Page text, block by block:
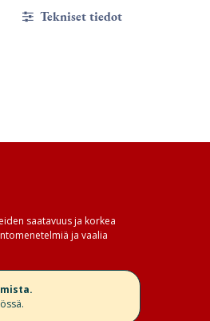
Tekniset tiedot
saatavuus ja korkea
ja vaalia